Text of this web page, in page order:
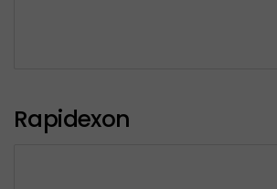
Rapidexon